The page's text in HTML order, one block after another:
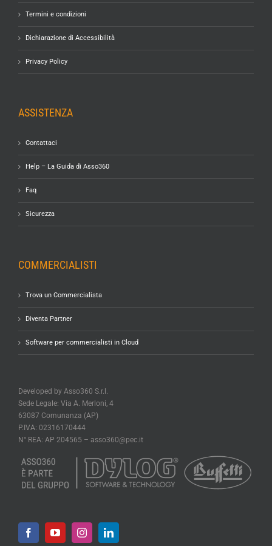
Termini e condizioni
Dichiarazione di Accessibilità
Privacy Policy
ASSISTENZA
Contattaci
Help – La Guida di Asso360
Faq
Sicurezza
COMMERCIALISTI
Trova un Commercialista
Diventa Partner
Software per commercialisti in Cloud
Developed by Asso360 S.r.l.
Sede Legale: Via A. Merloni, 4
63087 Comunanza (AP)
P.IVA: 02316170444
N° REA: AP 204565 – asso360@pec.it